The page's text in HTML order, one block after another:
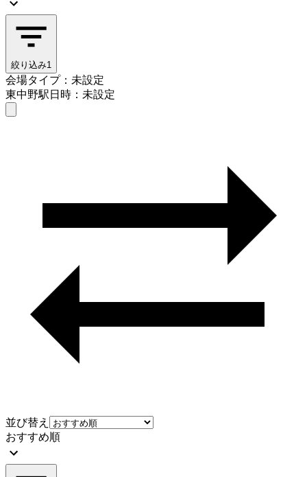
絞り込み1
会場タイプ：未設定
東中野駅日時：未設定
並び替え
おすすめ順